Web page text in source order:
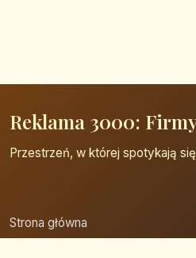
Reklama 3000:
Przestrzeń, w której spotykają
Strona główna